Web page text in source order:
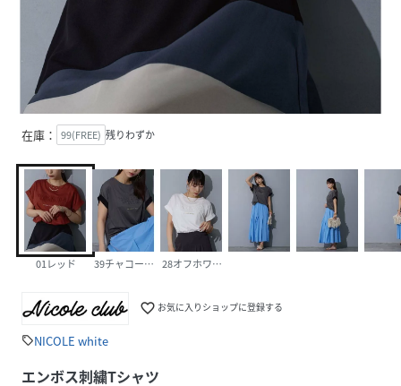
在庫： 99(FREE) 残りわずか
01レッド 39チャコールグレー28オフホワイト
favorite_border お気に入りショップに登録する
sellNICOLE white
エンボス刺繍Tシャツ